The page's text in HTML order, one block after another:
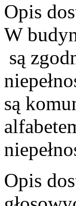
Opis
W
są
są
Opis